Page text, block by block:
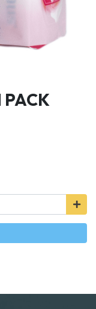
PACK